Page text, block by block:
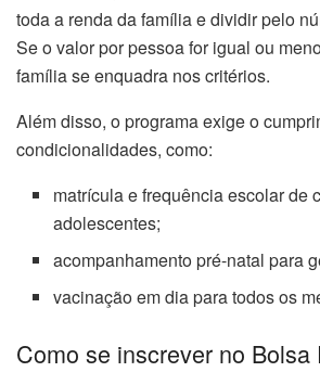
toda a renda da família e dividir pelo
Se o valor por pessoa for igual ou
família se enquadra nos critérios.
Além disso, o programa exige o
condicionalidades, como:
matrícula e frequência escolar de
adolescentes;
acompanhamento pré-natal para
vacinação em dia para todos os
Como se inscrever no Bolsa